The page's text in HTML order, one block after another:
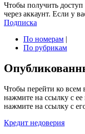
Чтобы получить доступ
через аккаунт. Если у
Подписка
По номерам |
По рубрикам
Чтобы перейти ко
нажмите на ссылку с
нажмите на ссылку с
Кредит недоверия